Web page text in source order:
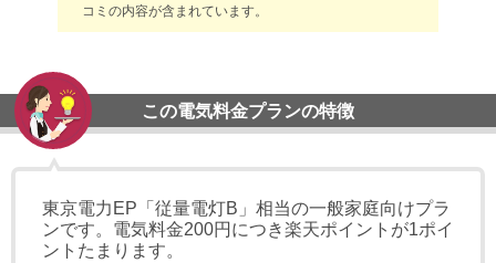
コミの内容が含まれています。
この電気料金プランの特徴
東京電力EP「従量電灯B」相当の一般家庭向けプラ
ンです。電気料金200円につき楽天ポイントが1ポイ
ントたまります。